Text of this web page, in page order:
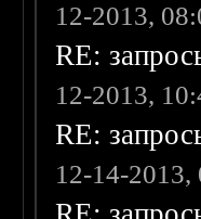
12-2013,
RE:
12-2013,
RE:
12-14-